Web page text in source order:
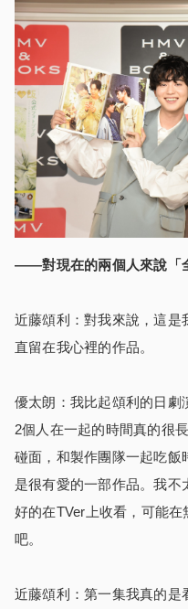
――對現在的兩個人來說「
近藤頌利：對我來說，這是
直留在我心裡的作品。
優太朗：我比起頌利的日劇
2個人在一起的時間真的很
碰面，和製作團隊一起吃飯
是很有愛的一部作品。我
好的在TVer上收看，可能
吧。
近藤頌利：第一集我真的是